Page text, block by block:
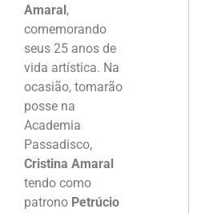
Amaral ,
comemorando
seus 25 anos de
vida artística. Na
ocasião, tomarão
posse na
Academia
Passadisco,
Cristina Amaral
tendo como
patrono Petrúcio